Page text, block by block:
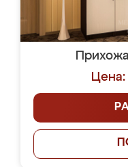
Цена: